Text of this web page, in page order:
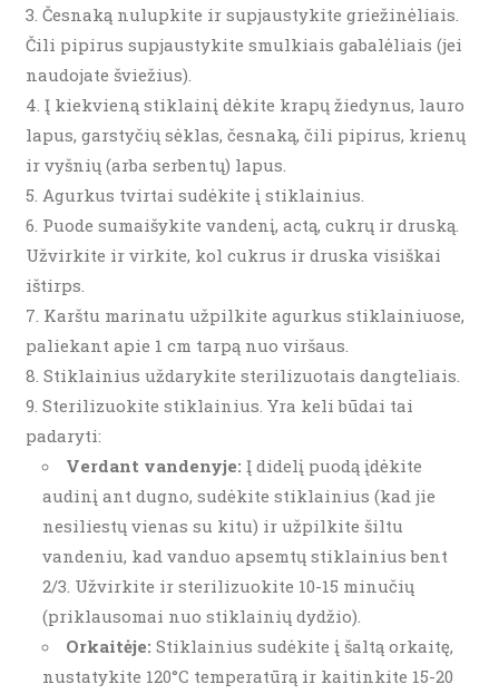
Česnaką nulupkite ir supjaustykite griežinėliais.
Čili pipirus supjaustykite smulkiais gabalėliais (jei
naudojate šviežius).
Į kiekvieną stiklainį dėkite krapų žiedynus, lauro
lapus, garstyčių sėklas, česnaką, čili pipirus, krienų
ir vyšnių (arba serbentų) lapus.
Agurkus tvirtai sudėkite į stiklainius.
Puode sumaišykite vandenį, actą, cukrų ir druską.
Užvirkite ir virkite, kol cukrus ir druska visiškai
ištirps.
Karštu marinatu užpilkite agurkus stiklainiuose,
paliekant apie 1 cm tarpą nuo viršaus.
Stiklainius uždarykite sterilizuotais dangteliais.
Sterilizuokite stiklainius. Yra keli būdai tai
padaryti:
Verdant vandenyje: Į didelį puodą įdėkite
audinį ant dugno, sudėkite stiklainius (kad jie
nesiliestų vienas su kitu) ir užpilkite šiltu
vandeniu, kad vanduo apsemtų stiklainius bent
2/3. Užvirkite ir sterilizuokite 10-15 minučių
(priklausomai nuo stiklainių dydžio).
Orkaitėje: Stiklainius sudėkite į šaltą orkaitę,
nustatykite 120°C temperatūrą ir kaitinkite 15-20